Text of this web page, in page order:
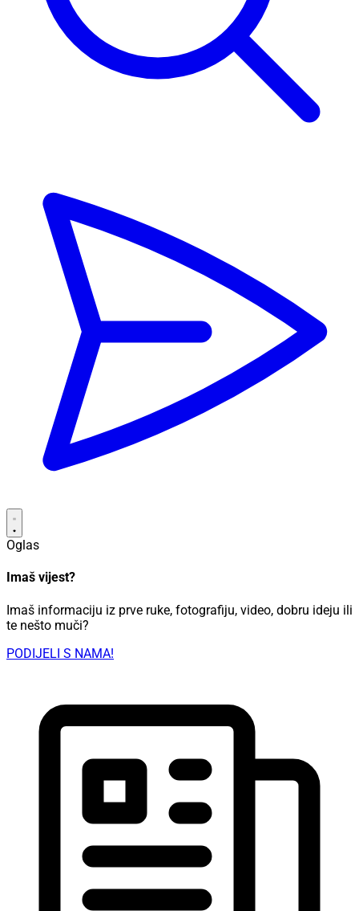
Oglas
Imaš vijest?
Imaš informaciju iz prve ruke, fotografiju, video, dobru ideju ili
te nešto muči?
PODIJELI S NAMA!